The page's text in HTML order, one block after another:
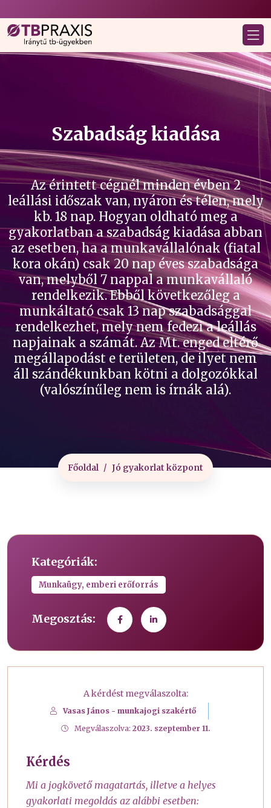
Szabadság kiadása
Az érintett cégnél minden évben 2
leállási időszak van, nyáron és télen, mely
kb. 18 nap. Hogyan oldható meg a
gyakorlatban a szabadság kiadása abban
az esetben, ha a munkavállalónak (fiatal
kora okán) csak 20 nap éves szabadsága
van, melyből 7 nappal a munkavállaló
rendelkezik. Ebből következőleg a
munkáltató csak 13 nap szabadsággal
rendelkezhet, mely nem fedezi a leállás
napjainak a számát. Az Mt. enged eltérő
megállapodást e területen, de ilyet nem
áll szándékunkban kötni a dolgozókkal
(valószínűleg nem is írnák alá).
Főoldal Jó gyakorlat központ
Kategóriák:
Munkaügy, emberi erőforrás
Megosztás:
A kérdést megválaszolta:
Vasas János - munkajogi szakértő
Megválaszolva: 2023. szeptember 11.
Kérdés
Mi a jogkövető magatartás, illetve a helyes
gyakorlati megoldás az alábbi esetben: